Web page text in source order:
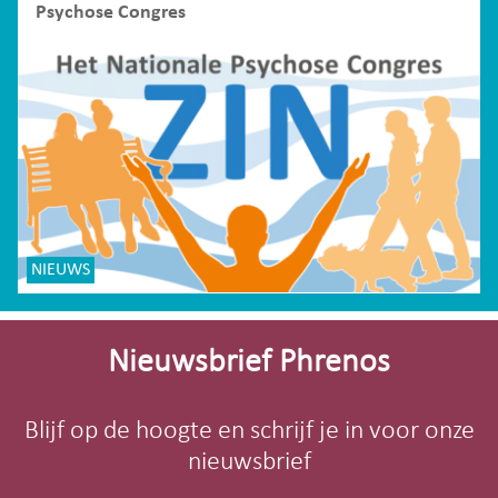
Psychose Congres
NIEUWS
Site-
Nieuwsbrief Phrenos
Blijf op de hoogte en schrijf je in voor onze
nieuwsbrief